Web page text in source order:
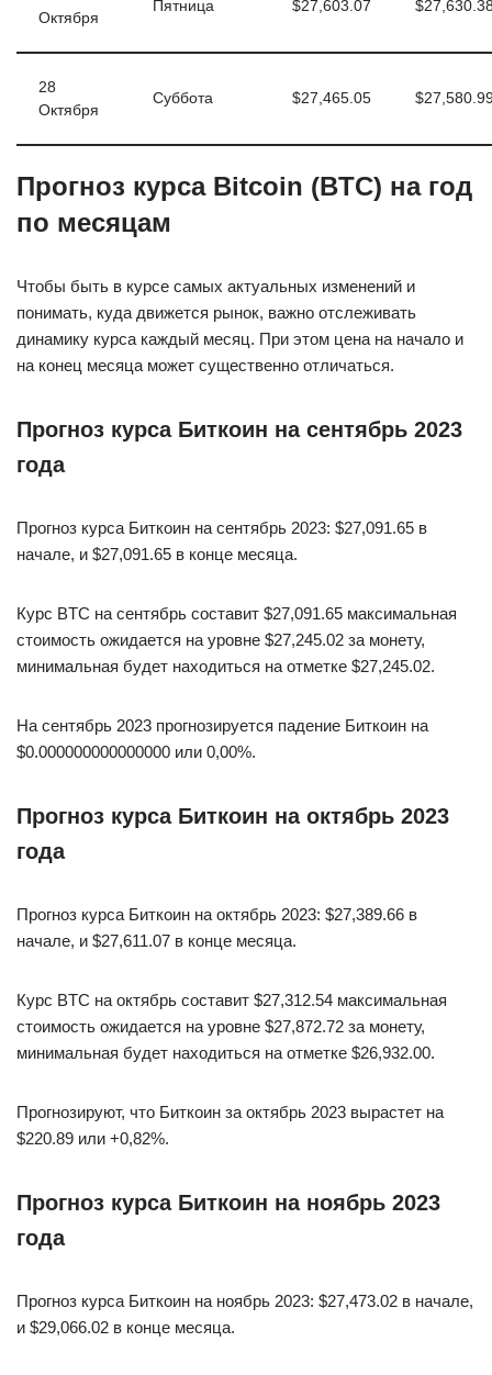
Октября
Пятница $27,603.07
28
Октября
Суббота $27,465.05
Прогноз курса Bitcoin (BTC) на год
по месяцам
Чтобы быть в курсе самых актуальных изменений и
понимать, куда движется рынок, важно отслеживать
динамику курса каждый месяц. При этом цена на начало и
на конец месяца может существенно отличаться.
Прогноз курса Биткоин на сентябрь 2023
года
Прогноз курса Биткоин на сентябрь 2023: $27,091.65 в
начале, и $27,091.65 в конце месяца.
Курс BTC на сентябрь составит $27,091.65 максимальная
стоимость ожидается на уровне $27,245.02 за монету,
минимальная будет находиться на отметке $27,245.02.
На сентябрь 2023 прогнозируется падение Биткоин на
$0.000000000000000 или 0,00%.
Прогноз курса Биткоин на октябрь 2023
года
Прогноз курса Биткоин на октябрь 2023: $27,389.66 в
начале, и $27,611.07 в конце месяца.
Курс BTC на октябрь составит $27,312.54 максимальная
стоимость ожидается на уровне $27,872.72 за монету,
минимальная будет находиться на отметке $26,932.00.
Прогнозируют, что Биткоин за октябрь 2023 вырастет на
$220.89 или +0,82%.
Прогноз курса Биткоин на ноябрь 2023
года
Прогноз курса Биткоин на ноябрь 2023: $27,473.02 в начале,
и $29,066.02 в конце месяца.